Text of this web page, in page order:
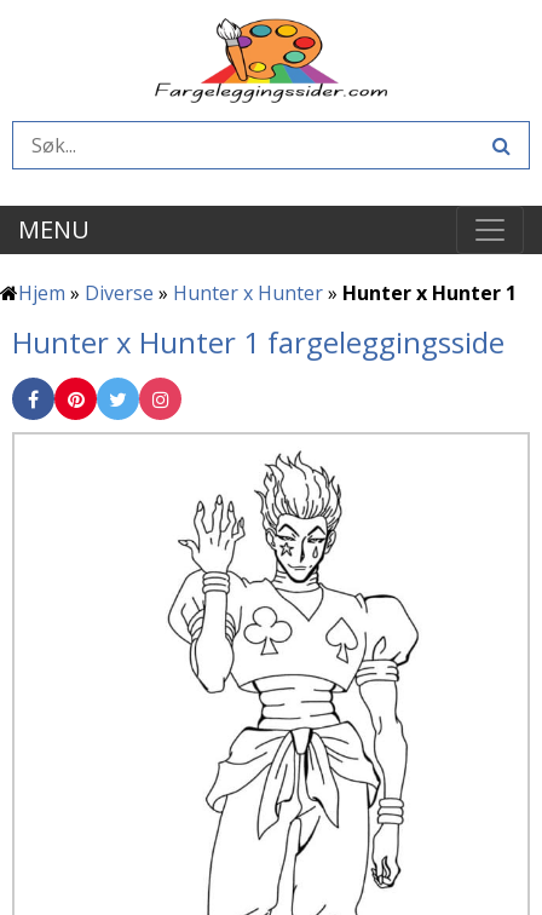
MENU
Hjem » Diverse » Hunter x Hunter» Hunter x Hunter 1
Hunter x Hunter 1 fargeleggingsside